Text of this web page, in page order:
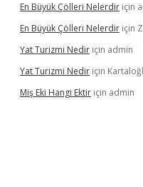
En Büyük Çölleri Nelerdir için
En Büyük Çölleri Nelerdir için
Yat Turizmi Nedir için admin
Yat Turizmi Nedir için
Miş Eki Hangi Ektir için admin